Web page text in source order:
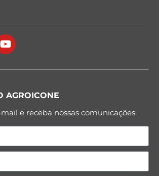
AGROICONE
e receba nossas comunicações.